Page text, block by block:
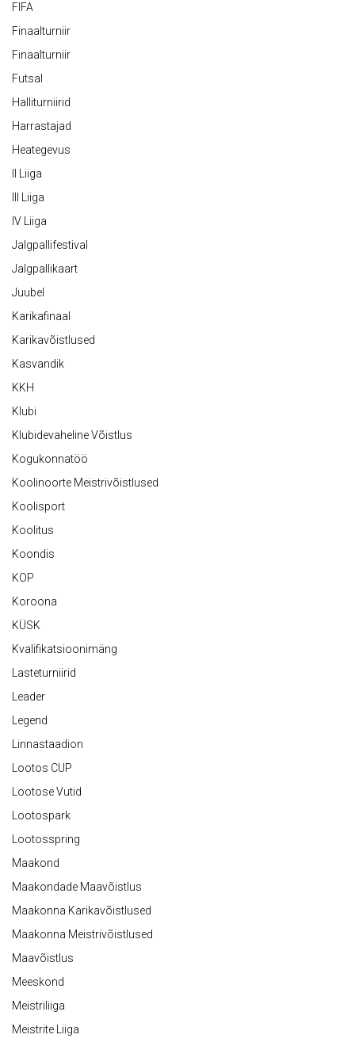
FIFA
Finaalturniir
Finaalturniir
Futsal
Halliturniirid
Harrastajad
Heategevus
II Liiga
III Liiga
IV Liiga
Jalgpallifestival
Jalgpallikaart
Juubel
Karikafinaal
Karikavõistlused
Kasvandik
KKH
Klubi
Klubidevaheline Võistlus
Kogukonnatöö
Koolinoorte Meistrivõistlused
Koolisport
Koolitus
Koondis
KOP
Koroona
KÜSK
Kvalifikatsioonimäng
Lasteturniirid
Leader
Legend
Linnastaadion
Lootos CUP
Lootose Vutid
Lootospark
Lootosspring
Maakond
Maakondade Maavõistlus
Maakonna Karikavõistlused
Maakonna Meistrivõistlused
Maavõistlus
Meeskond
Meistriliiga
Meistrite Liiga